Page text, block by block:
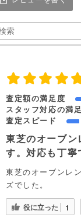
査定額の満足度
スタッフ対応の満
査定スピード
東芝のオーブン
す。対応も丁寧
東芝のオーブンレ
ズでした。
役に立った 1